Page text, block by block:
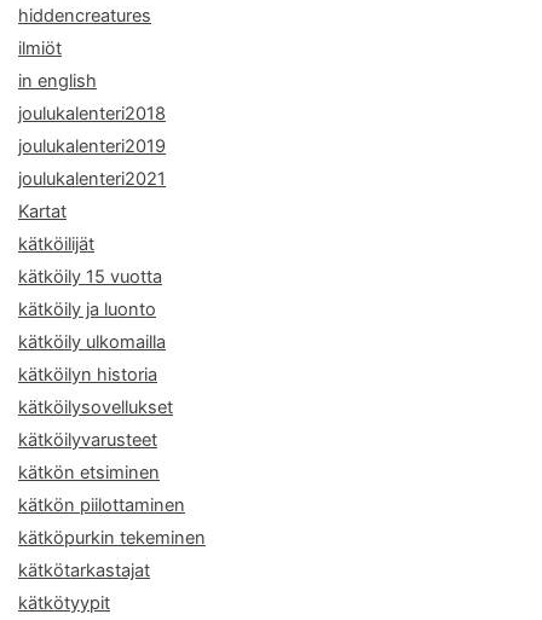
hiddencreatures
ilmiöt
in english
joulukalenteri2018
joulukalenteri2019
joulukalenteri2021
Kartat
kätköilijät
kätköily 15 vuotta
kätköily ja luonto
kätköily ulkomailla
kätköilyn historia
kätköilysovellukset
kätköilyvarusteet
kätkön etsiminen
kätkön piilottaminen
kätköpurkin tekeminen
kätkötarkastajat
kätkötyypit